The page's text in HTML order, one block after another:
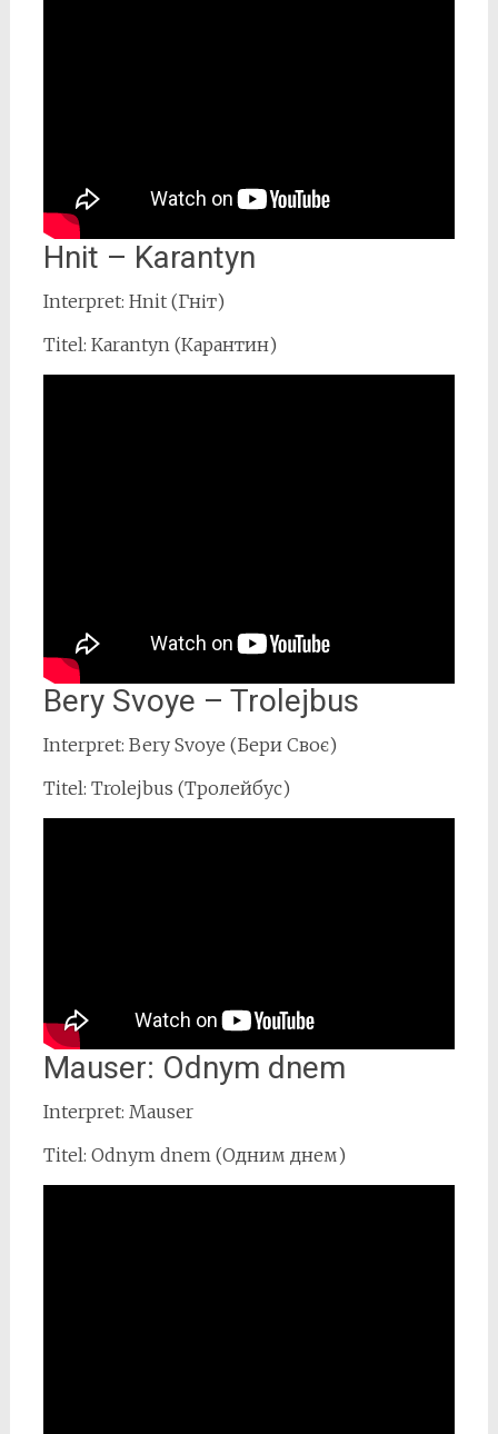
Hnit – Karantyn
Interpret: Hnit (Гніт)
Titel: Karantyn (Карантин)
Bery Svoye – Trolejbus
Interpret: Bery Svoye (Бери Своє)
Titel: Trolejbus (Тролейбус)
Mauser: Odnym dnem
Interpret: Mauser
Titel: Odnym dnem (Одним днем)